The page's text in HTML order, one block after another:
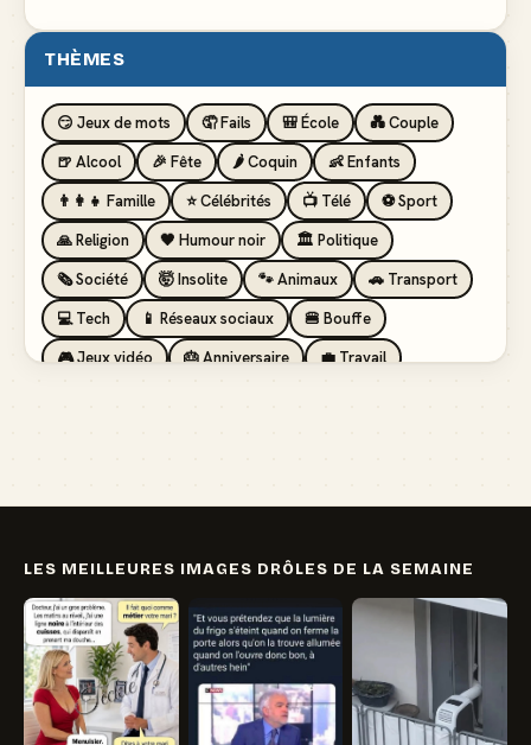
THÈMES
😏 Jeux de mots 🤦 Fails 🎒 École
💑 Couple
🍺 Alcool
🎉 Fête 🌶️ Coquin
👶 Enfants
👨‍👩‍👧 Famille
⭐ Célébrités 📺 Télé
⚽ Sport
🙏 Religion
🖤 Humour noir
🏛️ Politique
🗞️ Société
🤯 Insolite 🐾 Animaux
🚗 Transport
💻 Tech
📱 Réseaux sociaux
🍔 Bouffe
🎮 Jeux vidéo
🎂 Anniversaire
💼 Travail
LES MEILLEURES IMAGES DRÔLES DE LA SEMAINE